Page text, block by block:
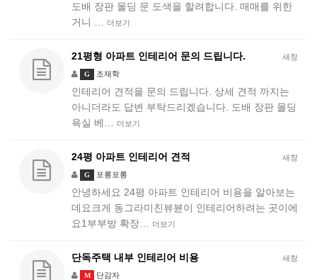
도배 장판 몰딩 문 도색을 할려합니다. 매매를 위한
거니 …
더보기
새창
21평형 아파트 인테리어 문의 드립니다.
G 조재학
인테리어 견적을 문의 드립니다. 상세 견적 까지는
아니더라도 답변 부탁드리겠습니다. 도배 장판 몰딩
욕실 베…
더보기
새창
24평 아파트 인테리어 견적
G 포롱포롱
안녕하세요 24평 아파트 인테리어 비용을 알아보는
데요크게 동그라미친뷰뷴이 인테리어하려는 곳이에
요1부부방 확장…
더보기
새창
단독주택 내부 인테리어 비용
M 단감자